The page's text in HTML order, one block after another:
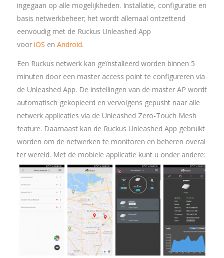
ingegaan op alle mogelijkheden. Installatie, configuratie en
basis netwerkbeheer; het wordt allemaal ontzettend
eenvoudig met de Ruckus Unleashed App
voor iOS en Android.
Een Ruckus netwerk kan geïnstalleerd worden binnen 5
minuten door een master access point te configureren via
de Unleashed App. De instellingen van de master AP wordt
automatisch gekopieerd en vervolgens gepusht naar alle
netwerk applicaties via de Unleashed Zero-Touch Mesh
feature. Daarnaast kan de Ruckus Unleashed App gebruikt
worden om de netwerken te monitoren en beheren overal
ter wereld. Met de mobiele applicatie kunt u onder andere: